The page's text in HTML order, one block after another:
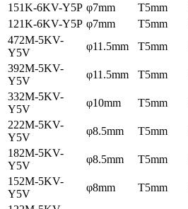
151K-6KV-Y5P φ7mm T5mm
121K-6KV-Y5P φ7mm T5mm
472M-5KV-
Y5V
φ11.5mm T5mm
392M-5KV-
Y5V
φ11.5mm T5mm
332M-5KV-
Y5V
φ10mm T5mm
222M-5KV-
Y5V
φ8.5mm T5mm
182M-5KV-
Y5V
φ8.5mm T5mm
152M-5KV-
Y5V
φ8mm T5mm